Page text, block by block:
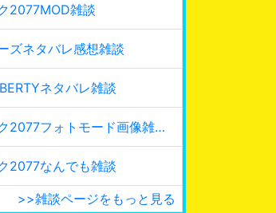
2077MOD雑談
ズネタバレ感想雑談
ネタバレ雑談
サイバーパンク2077フォトモード画像雑談
2077なんでも雑談
>>雑談ページをもっと見る